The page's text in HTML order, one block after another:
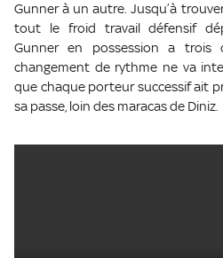
Gunner à un autre. Jusqu’à
tout le froid travail défensif
Gunner en possession a
changement de rythme ne va
que chaque porteur successif ait
sa passe, loin des maracas de Diniz.